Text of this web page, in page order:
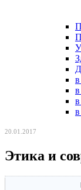
20.01.2017
Этика и